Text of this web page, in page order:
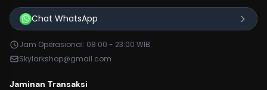
Chat WhatsApp
Jam Operasional: 08:00 - 23:00 WIB
Skylarkshop@gmail.com
Jaminan Transaksi